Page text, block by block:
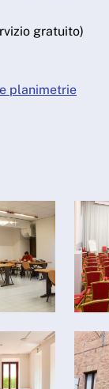
gratuito)
planimetrie